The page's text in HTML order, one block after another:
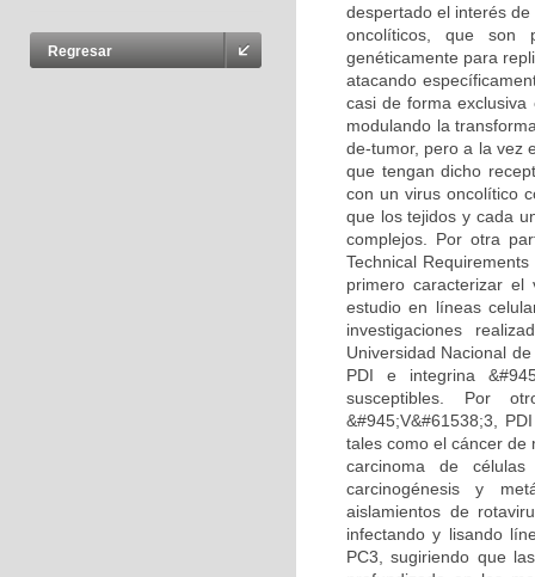
Regresar
despertado el interés
oncolíticos, que son
genéticamente para
atacando
casi de forma
modulando la
de-tumor, pero a la vez
que tengan dicho
con un virus oncolítico
que los tejidos y cada
complejos. Por otra
Technical
primero caracterizar
estudio en líneas
investigaciones
Universidad Nacional
PDI e integrina
susceptibles. Por
&#945;V&#61538;3,
tales como el cáncer de
carcinoma de
carcinogénesis y
aislamientos de
infectando y lisando
PC3, sugiriendo que